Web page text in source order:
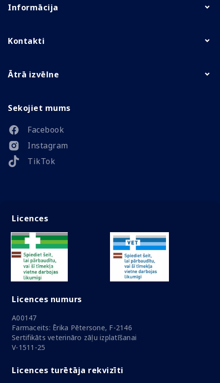
Informācija
Kontakti
Ātrā izvēlne
Sekojiet mums
Facebook
Instagram
TikTok
Licences
Licences numurs
A00147
Farmaceits: Ērika Pētersone, F-2146
Sertifikāts veterināro zāļu izplatīšanai
V-1511-25
Licences turētāja rekvizīti